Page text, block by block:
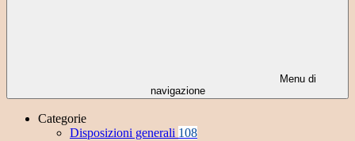
Menu di
navigazione
Categorie
Disposizioni generali 108